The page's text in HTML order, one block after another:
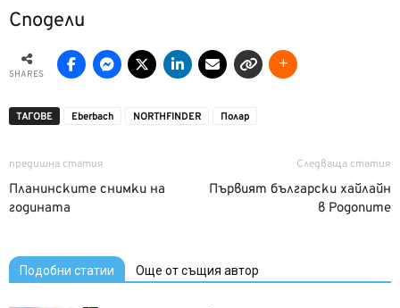
Сподели
SHARES
ТАГОВЕ Eberbach NORTHFINDER Полар
предишна статия
Планинските снимки на
годината
Следваща статия
Първият български хайлайн
в Родопите
Подобни статии Още от същия автор